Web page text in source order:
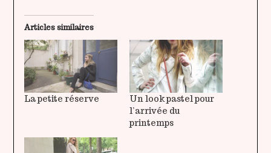
Articles similaires
La petite réserve
Un look pastel pour
l’arrivée du
printemps